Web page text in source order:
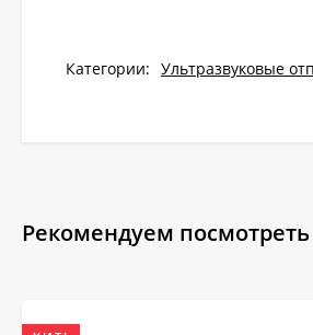
Категории: Ультразвуковые
Рекомендуем посмотреть